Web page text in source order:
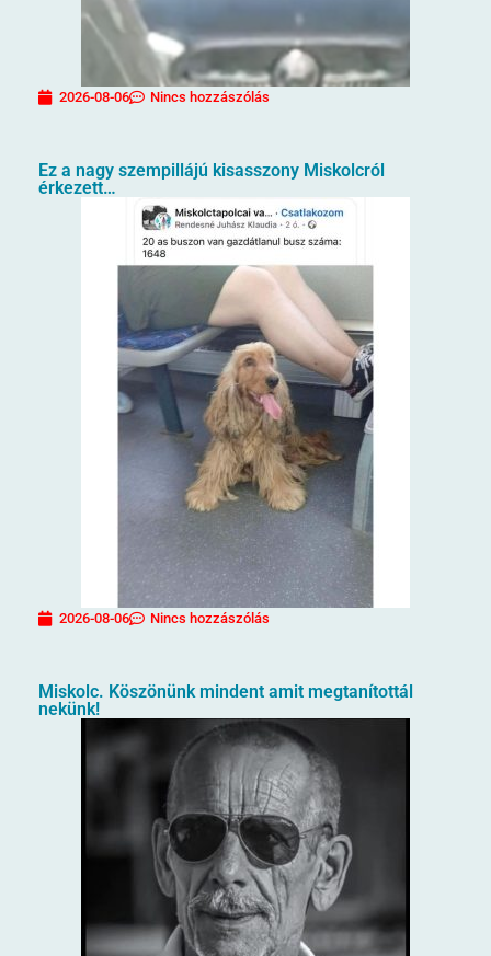
2026-08-06 Nincs hozzászólás
Ez a nagy szempillájú kisasszony Miskolcról
érkezett…
2026-08-06 Nincs hozzászólás
Miskolc. Köszönünk mindent amit megtanítottál
nekünk!